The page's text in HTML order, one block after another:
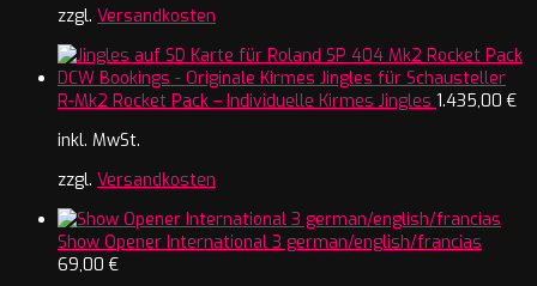
zzgl. Versandkosten
R-Mk2 Rocket Pack – Individuelle Kirmes Jingles 1.435,00 €
inkl. MwSt.
zzgl. Versandkosten
Show Opener International 3 german/english/francias
69,00 €